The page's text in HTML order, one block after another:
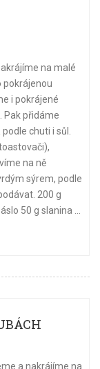
na malé
pokrájenou
i pokrájené
Pak přidáme
chuti i sůl.
na ně
sýrem, podle
200 g
50 g slanina ...
a nakrájíme na